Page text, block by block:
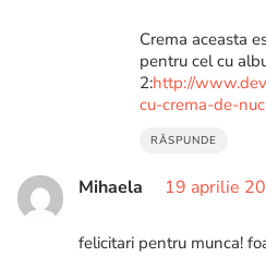
Crema aceasta
pentru cel cu
2:http://
cu-crema-de-
RĂSPUNDE
Mihaela 19 aprilie
felicitari pentru munca!